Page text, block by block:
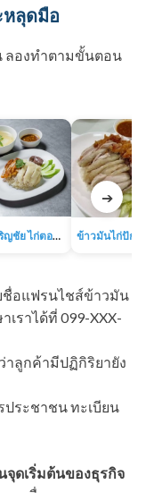
หลุดมือ
ลองทำตามขั้นตอน
ป.เจริญชัย ไก่ตอน (ถนนประชาราษฎร์บำเพ็ญ 13)
➔
ชื่อแฟรนไชส์ข้าวมัน
ราได้ที่ 099-XXX-
าลูกค้ามีปฏิกิริยายัง
ประชาชน ทะเบียน
จุดเริ่มต้นของธุรกิจ